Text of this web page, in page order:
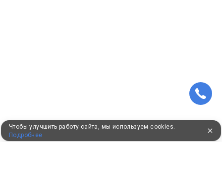
Чтобы улучшить работу сайта, мы используем cookies.
Подробнее